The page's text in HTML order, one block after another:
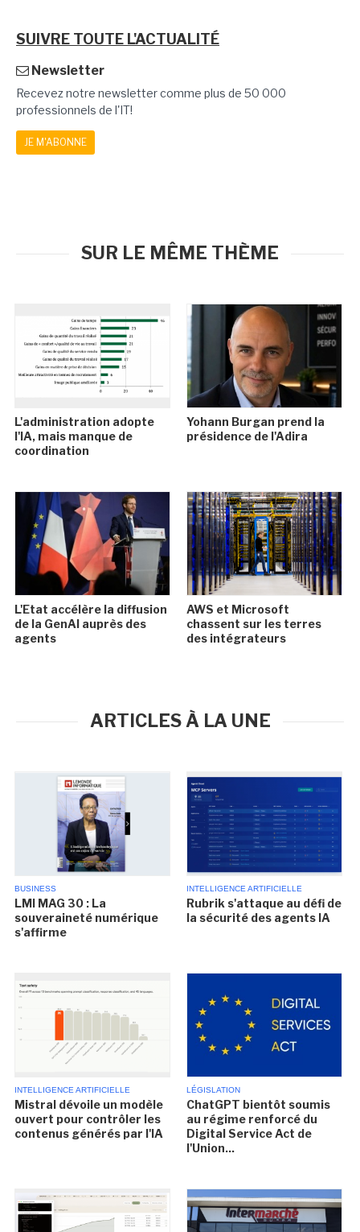
SUIVRE TOUTE L'ACTUALITÉ
Newsletter
Recevez notre newsletter comme plus de 50 000
professionnels de l'IT!
JE M'ABONNE
SUR LE MÊME THÈME
L'administration adopte
l'IA, mais manque de
coordination
Yohann Burgan prend la
présidence de l'Adira
L'Etat accélère la diffusion
de la GenAI auprès des
agents
AWS et Microsoft
chassent sur les terres
des intégrateurs
ARTICLES À LA UNE
BUSINESS
LMI MAG 30 : La
souveraineté numérique
s'affirme
INTELLIGENCE ARTIFICIELLE
Rubrik s'attaque au défi de
la sécurité des agents IA
INTELLIGENCE ARTIFICIELLE
Mistral dévoile un modèle
ouvert pour contrôler les
contenus générés par l'IA
LÉGISLATION
ChatGPT bientôt soumis
au régime renforcé du
Digital Service Act de
l'Union...